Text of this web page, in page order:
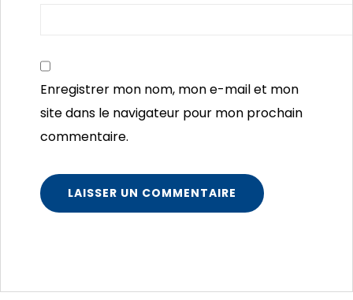
Enregistrer mon nom, mon e-mail et mon
site dans le navigateur pour mon prochain
commentaire.